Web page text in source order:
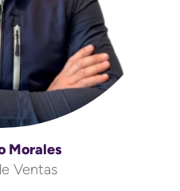
Morales
Ventas